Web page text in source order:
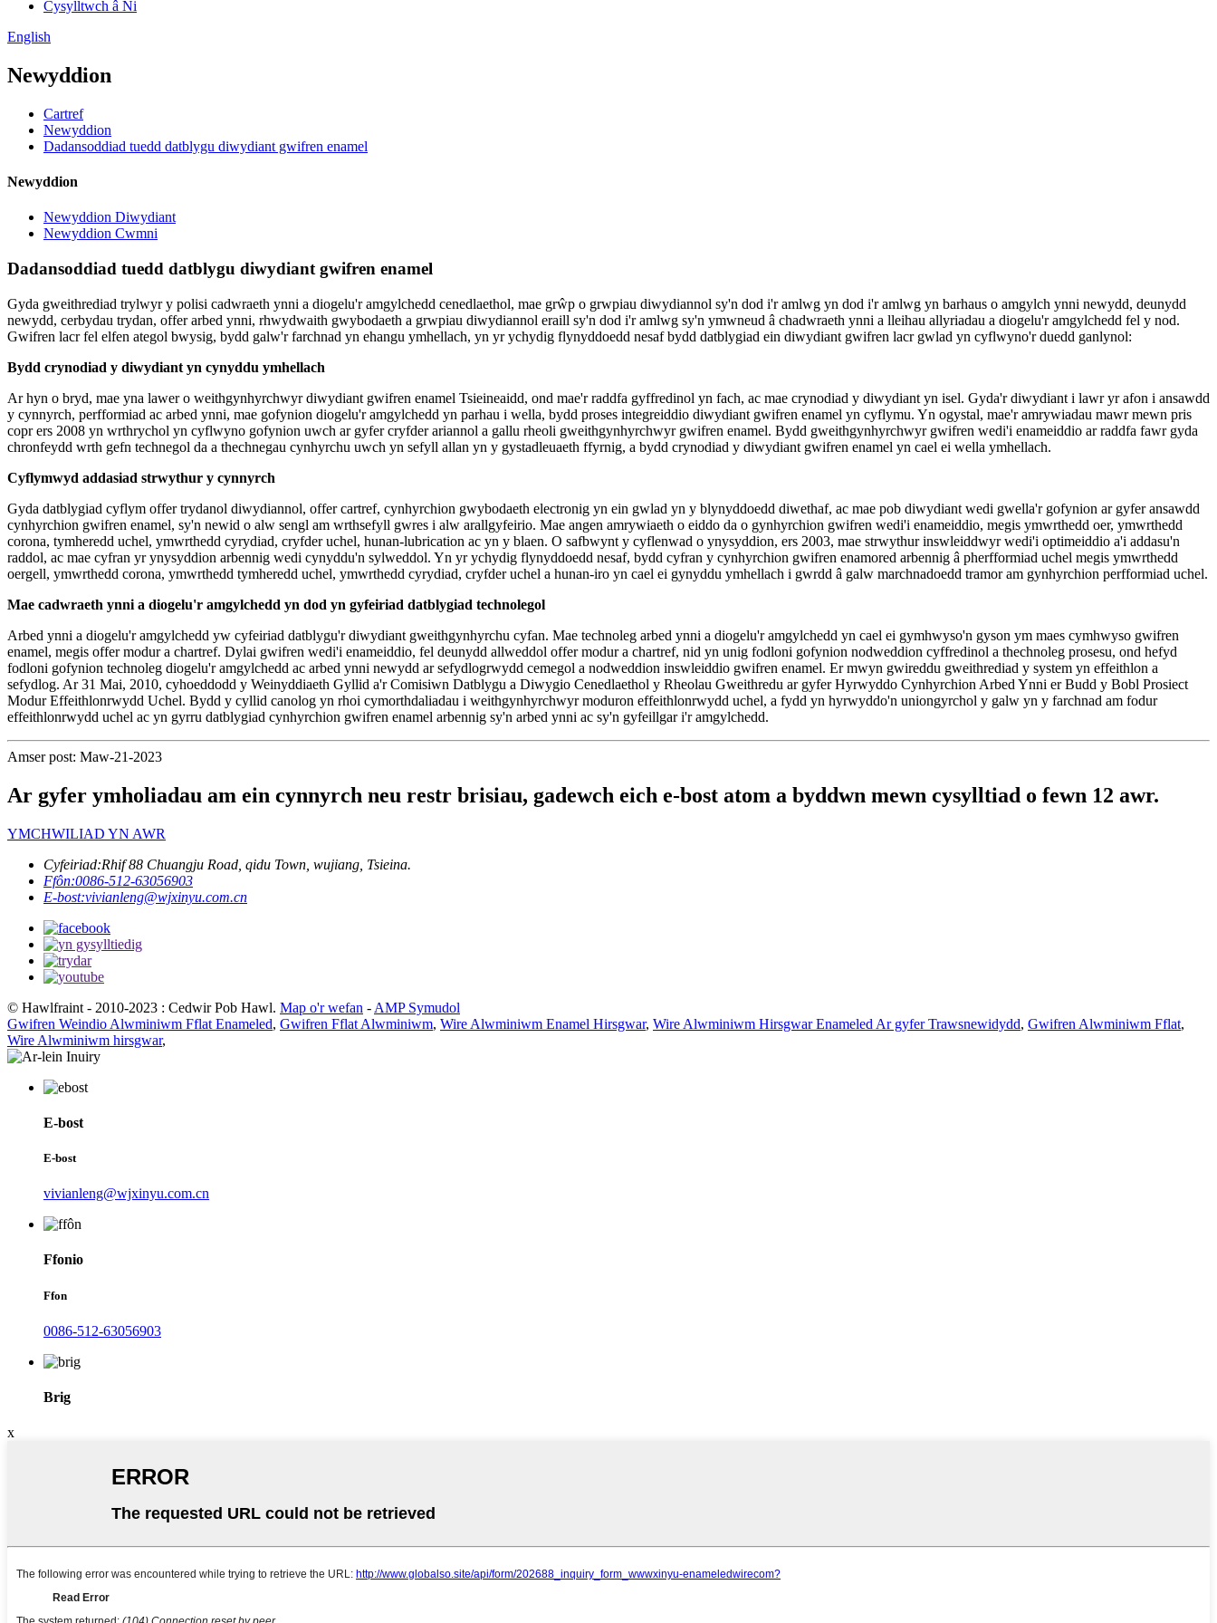
Cysylltwch â Ni
English
Newyddion
Cartref
Newyddion
Dadansoddiad tuedd datblygu diwydiant gwifren enamel
Newyddion
Newyddion Diwydiant
Newyddion Cwmni
Dadansoddiad tuedd datblygu diwydiant gwifren enamel
Gyda gweithrediad trylwyr y polisi cadwraeth ynni a diogelu'r amgylchedd cenedlaethol, mae grŵp o grwpiau diwydiannol sy'n dod i'r amlwg yn dod i'r amlwg yn barhaus o amgylch ynni newydd, deunydd
newydd, cerbydau trydan, offer arbed ynni, rhwydwaith gwybodaeth a grwpiau diwydiannol eraill sy'n dod i'r amlwg sy'n ymwneud â chadwraeth ynni a lleihau allyriadau a diogelu'r amgylchedd fel y nod.
Gwifren lacr fel elfen ategol bwysig, bydd galw'r farchnad yn ehangu ymhellach, yn yr ychydig flynyddoedd nesaf bydd datblygiad ein diwydiant gwifren lacr gwlad yn cyflwyno'r duedd ganlynol:
Bydd crynodiad y diwydiant yn cynyddu ymhellach
Ar hyn o bryd, mae yna lawer o weithgynhyrchwyr diwydiant gwifren enamel Tsieineaidd, ond mae'r raddfa gyffredinol yn fach, ac mae crynodiad y diwydiant yn isel. Gyda'r diwydiant i lawr yr afon i ansawdd
y cynnyrch, perfformiad ac arbed ynni, mae gofynion diogelu'r amgylchedd yn parhau i wella, bydd proses integreiddio diwydiant gwifren enamel yn cyflymu. Yn ogystal, mae'r amrywiadau mawr mewn pris
copr ers 2008 yn wrthrychol yn cyflwyno gofynion uwch ar gyfer cryfder ariannol a gallu rheoli gweithgynhyrchwyr gwifren enamel. Bydd gweithgynhyrchwyr gwifren wedi'i enameiddio ar raddfa fawr gyda
chronfeydd wrth gefn technegol da a thechnegau cynhyrchu uwch yn sefyll allan yn y gystadleuaeth ffyrnig, a bydd crynodiad y diwydiant gwifren enamel yn cael ei wella ymhellach.
Cyflymwyd addasiad strwythur y cynnyrch
Gyda datblygiad cyflym offer trydanol diwydiannol, offer cartref, cynhyrchion gwybodaeth electronig yn ein gwlad yn y blynyddoedd diwethaf, ac mae pob diwydiant wedi gwella'r gofynion ar gyfer ansawdd
cynhyrchion gwifren enamel, sy'n newid o alw sengl am wrthsefyll gwres i alw arallgyfeirio. Mae angen amrywiaeth o eiddo da o gynhyrchion gwifren wedi'i enameiddio, megis ymwrthedd oer, ymwrthedd
corona, tymheredd uchel, ymwrthedd cyrydiad, cryfder uchel, hunan-lubrication ac yn y blaen. O safbwynt y cyflenwad o ynysyddion, ers 2003, mae strwythur inswleiddwyr wedi'i optimeiddio a'i addasu'n
raddol, ac mae cyfran yr ynysyddion arbennig wedi cynyddu'n sylweddol. Yn yr ychydig flynyddoedd nesaf, bydd cyfran y cynhyrchion gwifren enamored arbennig â pherfformiad uchel megis ymwrthedd
oergell, ymwrthedd corona, ymwrthedd tymheredd uchel, ymwrthedd cyrydiad, cryfder uchel a hunan-iro yn cael ei gynyddu ymhellach i gwrdd â galw marchnadoedd tramor am gynhyrchion perfformiad uchel.
Mae cadwraeth ynni a diogelu'r amgylchedd yn dod yn gyfeiriad datblygiad technolegol
Arbed ynni a diogelu'r amgylchedd yw cyfeiriad datblygu'r diwydiant gweithgynhyrchu cyfan. Mae technoleg arbed ynni a diogelu'r amgylchedd yn cael ei gymhwyso'n gyson ym maes cymhwyso gwifren
enamel, megis offer modur a chartref. Dylai gwifren wedi'i enameiddio, fel deunydd allweddol offer modur a chartref, nid yn unig fodloni gofynion nodweddion cyffredinol a thechnoleg prosesu, ond hefyd
fodloni gofynion technoleg diogelu'r amgylchedd ac arbed ynni newydd ar sefydlogrwydd cemegol a nodweddion inswleiddio gwifren enamel. Er mwyn gwireddu gweithrediad y system yn effeithlon a
sefydlog. Ar 31 Mai, 2010, cyhoeddodd y Weinyddiaeth Gyllid a'r Comisiwn Datblygu a Diwygio Cenedlaethol y Rheolau Gweithredu ar gyfer Hyrwyddo Cynhyrchion Arbed Ynni er Budd y Bobl Prosiect
Modur Effeithlonrwydd Uchel. Bydd y cyllid canolog yn rhoi cymorthdaliadau i weithgynhyrchwyr moduron effeithlonrwydd uchel, a fydd yn hyrwyddo'n uniongyrchol y galw yn y farchnad am fodur
effeithlonrwydd uchel ac yn gyrru datblygiad cynhyrchion gwifren enamel arbennig sy'n arbed ynni ac sy'n gyfeillgar i'r amgylchedd.
Amser post: Maw-21-2023
Ar gyfer ymholiadau am ein cynnyrch neu restr brisiau, gadewch eich e-bost atom a byddwn mewn cysylltiad o fewn 12 awr.
YMCHWILIAD YN AWR
Cyfeiriad:Rhif 88 Chuangju Road, qidu Town, wujiang, Tsieina.
Ffôn:0086-512-63056903
E-bost:vivianleng@wjxinyu.com.cn
© Hawlfraint - 2010-2023 : Cedwir Pob Hawl. Map o'r wefan - AMP Symudol
Gwifren Weindio Alwminiwm Fflat Enameled, Gwifren Fflat Alwminiwm, Wire Alwminiwm Enamel Hirsgwar, Wire Alwminiwm Hirsgwar Enameled Ar gyfer Trawsnewidydd, Gwifren Alwminiwm Fflat,
Wire Alwminiwm hirsgwar,
E-bost
E-bost
vivianleng@wjxinyu.com.cn
Ffonio
Ffon
0086-512-63056903
Brig
x